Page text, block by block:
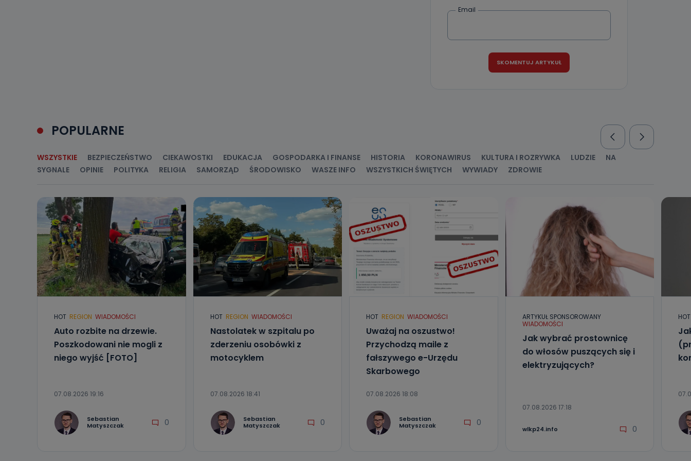
Do kiedy Państwa dane osobowe będą przechowywane? Email
POPULARNE
WSZYSTKIE BEZPIECZEŃSTWO CIEKAWOSTKI EDUKACJA GOSPODARKA I FINANSE HISTORIA KORONAWIRUS KULTURA I ROZRYWKA LUDZIE
NA
SYGNALE
OPINIE POLITYKA RELIGIA SAMORZĄD ŚRODOWISKO WASZE INFO WSZYSTKICH ŚWIĘTYCH WYWIADY ZDROWIE
HOT REGION WIADOMOŚCI
Auto rozbite na drzewie.
Poszkodowani nie mogli z
niego wyjść [FOTO]
07.08.2026 19:16
Sebastian
Matyszczak
0
HOT REGION WIADOMOŚCI
Nastolatek w szpitalu po
zderzeniu osobówki z
motocyklem
07.08.2026 18:41
Sebastian
Matyszczak
0
HOT REGION WIADOMOŚCI
Uważaj na oszustwo!
Przychodzą maile z
fałszywego e-Urzędu
Skarbowego
07.08.2026 18:08
Sebastian
Matyszczak
0
ARTYKUŁ SPONSOROWANY
WIADOMOŚCI
Jak wybrać prostownicę
do włosów puszących się i
elektryzujących?
07.08.2026 17:18
wlkp24.info 0
HOT